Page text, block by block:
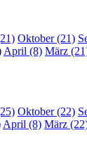
Oktober (21)
April (8) März
Oktober (22)
April (8) März